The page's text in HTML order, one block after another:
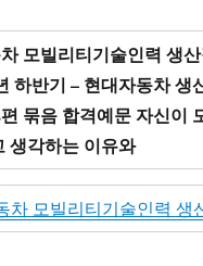
복
현
장
실
실
습
일
모빌리티기술인력 생
하반기 – 현대자동차 생
묶음 합격예문 자신이
생각하는 이유와
차 모빌리티기술인력 생